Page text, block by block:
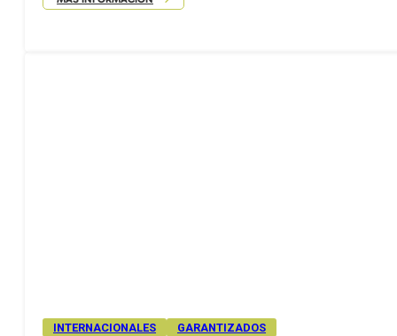
INTERNACIONALES GARANTIZADOS